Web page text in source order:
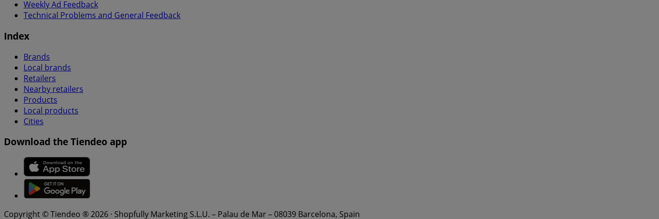
Weekly Ad Feedback
Technical Problems and General Feedback
Index
Brands
Local brands
Retailers
Nearby retailers
Products
Local products
Cities
Download the Tiendeo app
Copyright © Tiendeo ® 2026 · Shopfully Marketing S.L.U. – Palau de Mar – 08039 Barcelona, Spain